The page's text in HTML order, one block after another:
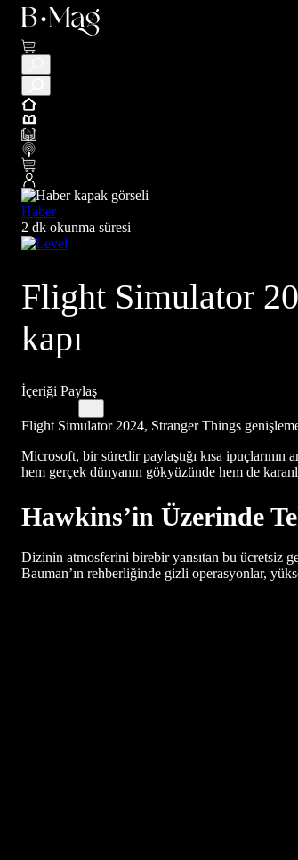
Haber
2 dk okunma süresi
Flight Simulator
kapı
İçeriği Paylaş
Flight Simulator 2024, Stranger Things
Microsoft, bir süredir paylaştığı kısa
hem gerçek dünyanın gökyüzünde hem de
Hawkins’in Üzerinde
Dizinin atmosferini birebir yansıtan bu ücretsiz
Bauman’ın rehberliğinde gizli operasyonlar,